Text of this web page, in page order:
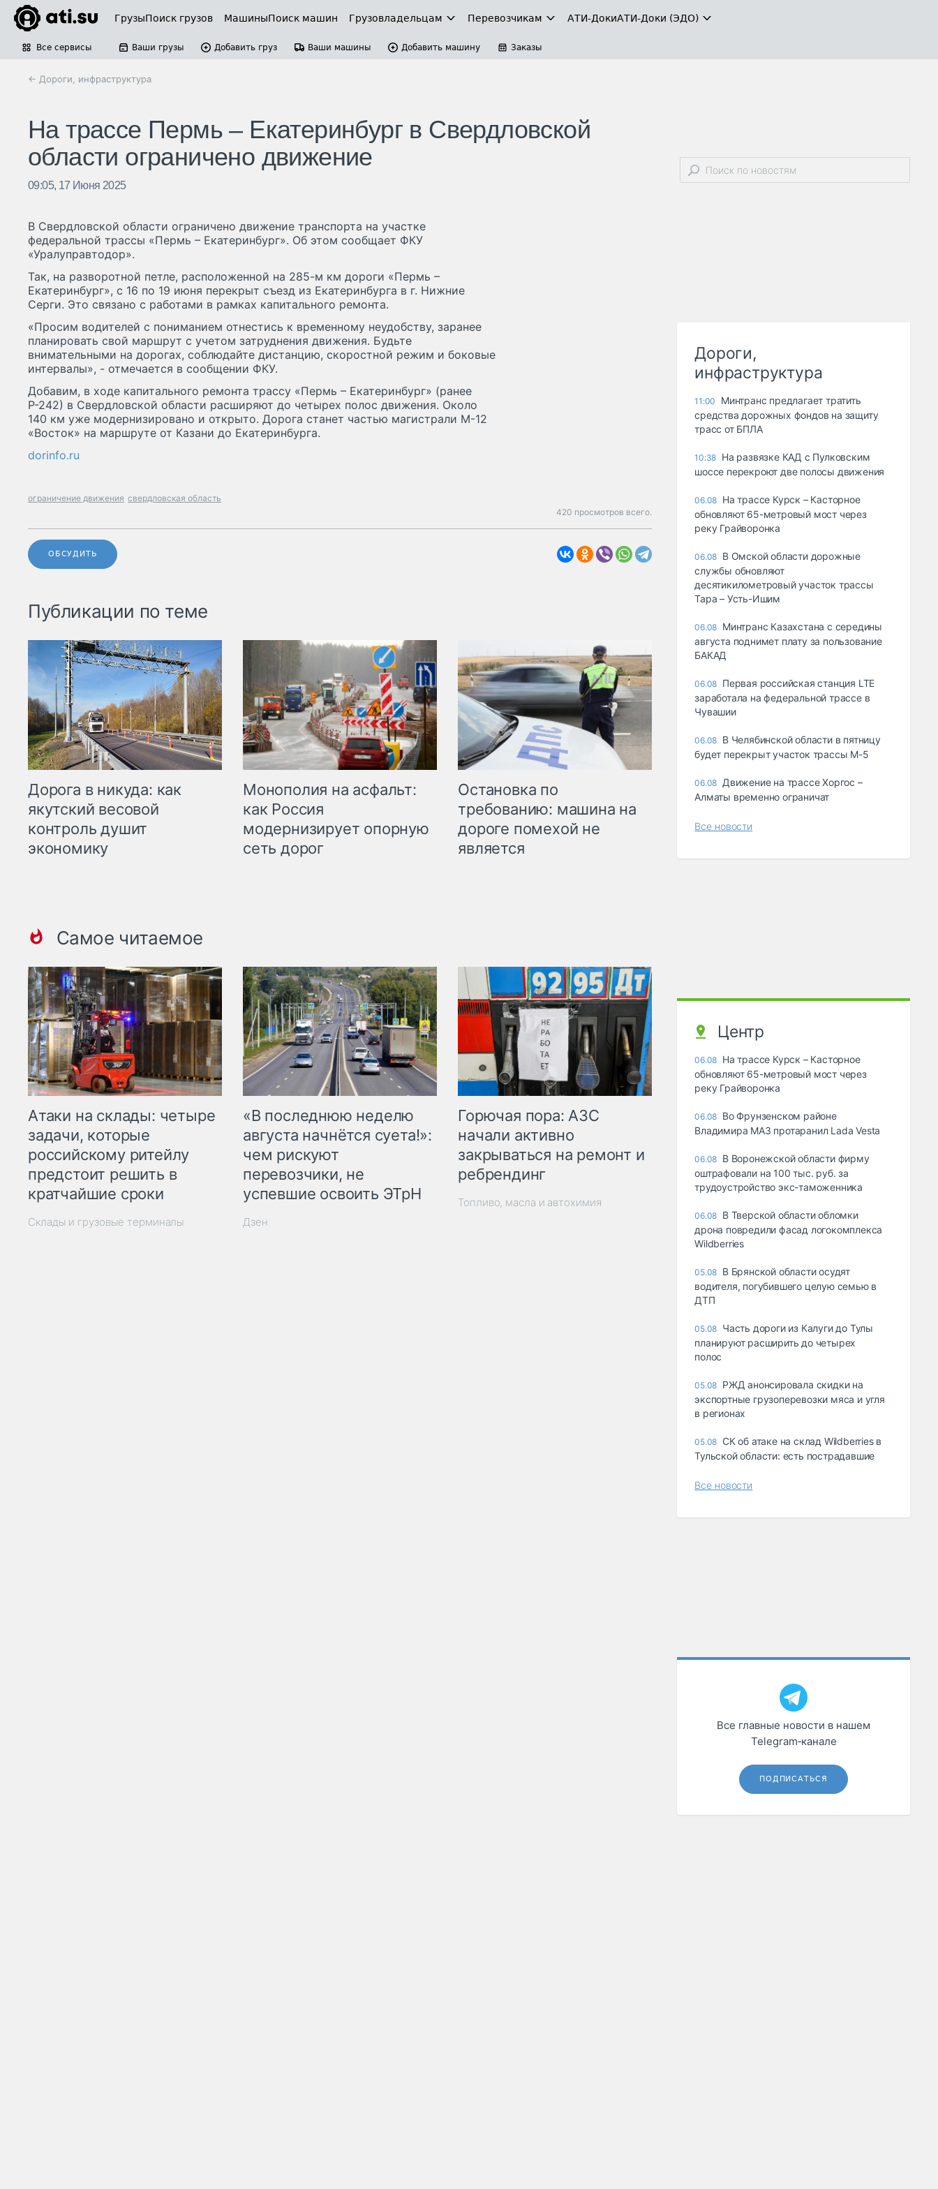
ГрузыПоиск грузов МашиныПоиск машин Грузовладельцам Перевозчикам АТИ-ДокиАТИ-Доки (ЭДО)
Все сервисы Ваши грузы Добавить груз Ваши машины Добавить машину Заказы
← Дороги, инфраструктура
На трассе Пермь – Екатеринбург в Свердловской
области ограничено движение
09:05, 17 Июня 2025
В Свердловской области ограничено движение транспорта на участке
федеральной трассы «Пермь – Екатеринбург». Об этом сообщает ФКУ
«Уралуправтодор».
Так, на разворотной петле, расположенной на 285-м км дороги «Пермь –
Екатеринбург», с 16 по 19 июня перекрыт съезд из Екатеринбурга в г. Нижние
Серги. Это связано с работами в рамках капитального ремонта.
«Просим водителей с пониманием отнестись к временному неудобству, заранее
планировать свой маршрут с учетом затруднения движения. Будьте
внимательными на дорогах, соблюдайте дистанцию, скоростной режим и боковые
интервалы», - отмечается в сообщении ФКУ.
Добавим, в ходе капитального ремонта трассу «Пермь – Екатеринбург» (ранее
Р-242) в Свердловской области расширяют до четырех полос движения. Около
140 км уже модернизировано и открыто. Дорога станет частью магистрали М-12
«Восток» на маршруте от Казани до Екатеринбурга.
dorinfo.ru
ограничение движения свердловская область
420 просмотров всего.
ОБСУДИТЬ
Публикации по теме
Дорога в никуда: как
якутский весовой
контроль душит
экономику
Монополия на асфальт:
как Россия
модернизирует опорную
сеть дорог
Остановка по
требованию: машина на
дороге помехой не
является
Самое читаемое
Атаки на склады: четыре
задачи, которые
российскому ритейлу
предстоит решить в
кратчайшие сроки
Склады и грузовые терминалы
«В последнюю неделю
августа начнётся суета!»:
чем рискуют
перевозчики, не
успевшие освоить ЭТрН
Дзен
Горючая пора: АЗС
начали активно
закрываться на ремонт и
ребрендинг
Топливо, масла и автохимия
Дороги,
инфраструктура
11:00
Минтранс предлагает тратить
средства дорожных фондов на защиту
трасс от БПЛА
10:38 На развязке КАД с Пулковским
шоссе перекроют две полосы движения
06.08 На трассе Курск – Касторное
обновляют 65-метровый мост через
реку Грайворонка
06.08 В Омской области дорожные
службы обновляют
десятикилометровый участок трассы
Тара – Усть-Ишим
06.08 Минтранс Казахстана с середины
августа поднимет плату за пользование
БАКАД
06.08 Первая российская станция LTE
заработала на федеральной трассе в
Чувашии
06.08 В Челябинской области в пятницу
будет перекрыт участок трассы М-5
06.08 Движение на трассе Хоргос –
Алматы временно ограничат
Все новости
Центр
06.08 На трассе Курск – Касторное
обновляют 65-метровый мост через
реку Грайворонка
06.08 Во Фрунзенском районе
Владимира МАЗ протаранил Lada Vesta
06.08 В Воронежской области фирму
оштрафовали на 100 тыс. руб. за
трудоустройство экс-таможенника
06.08 В Тверской области обломки
дрона повредили фасад логокомплекса
Wildberries
05.08 В Брянской области осудят
водителя, погубившего целую семью в
ДТП
05.08 Часть дороги из Калуги до Тулы
планируют расширить до четырех
полос
05.08 РЖД анонсировала скидки на
экспортные грузоперевозки мяса и угля
в регионах
05.08 СК об атаке на склад Wildberries в
Тульской области: есть пострадавшие
Все новости
Все главные новости в нашем
Telegram‑канале
ПОДПИСАТЬСЯ